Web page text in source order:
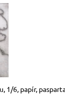
1/6, papír,